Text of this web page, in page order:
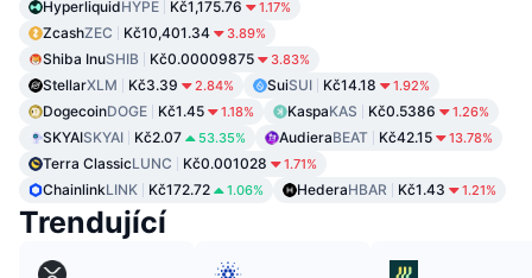
HyperliquidHYPE Kč1,175.76 1.17%
ZcashZEC Kč10,401.34 3.89%
Shiba InuSHIB Kč0.00009875 3.83%
StellarXLM Kč3.39 2.84% SuiSUI Kč14.18 1.92%
DogecoinDOGE Kč1.45 1.18% KaspaKAS Kč0.5386 1.26%
SKYAISKYAI Kč2.07 53.35% AudieraBEAT Kč42.15 13.78%
Terra ClassicLUNC Kč0.001028 1.71%
ChainlinkLINK Kč172.72 1.06% HederaHBAR Kč1.43 1.21%
Trendující